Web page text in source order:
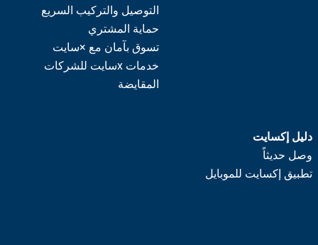
التوصيل والتركيب السريع
حماية المشتري
تسوق بآمان مع ×سايت
خدمات xسايت للشركات
المقايضة
دليل إكسايت
وصل حديثاً
تطبيق إكسايت للموبايل